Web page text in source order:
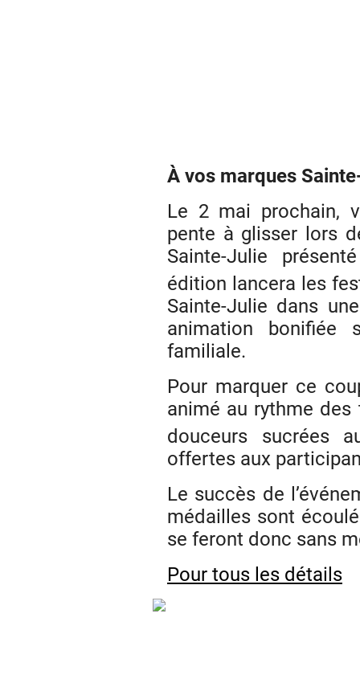
À vos marques
Le 2 mai prochain,
pente à glisser lors
Sainte-Julie
édition lancera les
Sainte-Julie dans
animation
familiale.
Pour marquer ce
animé au rythme
douceurs sucrées
offertes aux
Le succès de
médailles sont
se feront donc sans
Pour tous les détails